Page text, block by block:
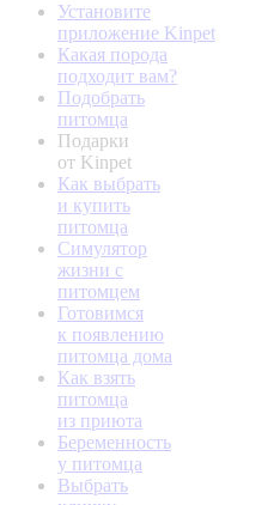
Установите
приложение Kinpet
Какая порода
подходит вам?
Подобрать
питомца
Подарки
от Kinpet
Как выбрать
и купить
питомца
Симулятор
жизни с
питомцем
Готовимся
к появлению
питомца дома
Как взять
питомца
из приюта
Беременность
у питомца
Выбрать